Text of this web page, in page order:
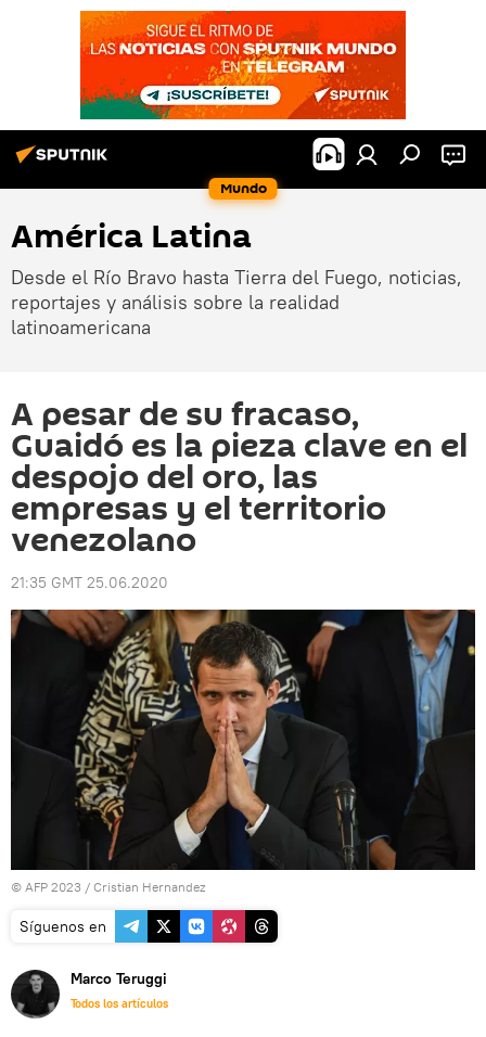
Mundo
América Latina
Desde el Río Bravo hasta Tierra del Fuego, noticias,
reportajes y análisis sobre la realidad
latinoamericana
A pesar de su fracaso,
Guaidó es la pieza clave en el
despojo del oro, las
empresas y el territorio
venezolano
21:35 GMT 25.06.2020
© AFP 2023 / Cristian Hernandez
Síguenos en
Marco Teruggi
Todos los artículos